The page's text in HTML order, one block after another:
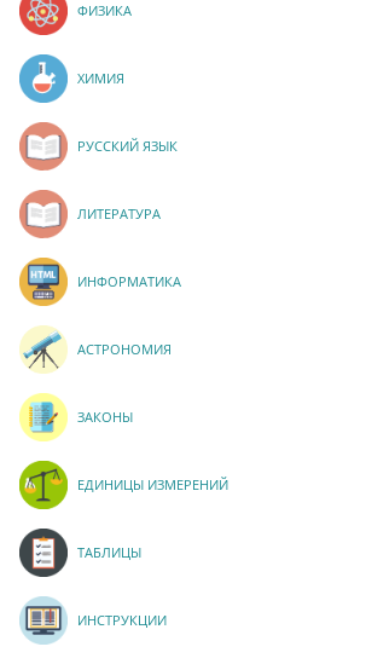
ФИЗИКА
ХИМИЯ
РУССКИЙ ЯЗЫК
ЛИТЕРАТУРА
ИНФОРМАТИКА
АСТРОНОМИЯ
ЗАКОНЫ
ЕДИНИЦЫ ИЗМЕРЕНИЙ
ТАБЛИЦЫ
ИНСТРУКЦИИ